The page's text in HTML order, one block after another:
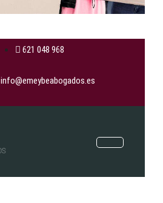
621 048 968
info@emeybeabogados.es